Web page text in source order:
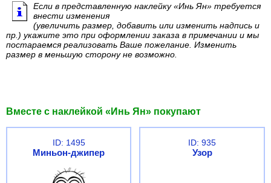
Если в представленную наклейку «Инь Ян» требуется
внести изменения
(увеличить размер, добавить или изменить надпись и
пр.) укажите это при оформлении заказа в примечании и мы
постараемся реализовать Ваше пожелание. Изменить
размер в меньшую сторону не возможно.
Вместе с наклейкой «Инь Ян» покупают
ID: 1495
Миньон-джипер
ID: 935
Узор